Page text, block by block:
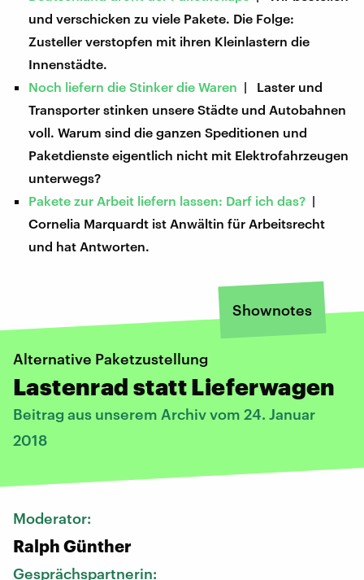
und verschicken zu viele Pakete. Die Folge:
Zusteller verstopfen mit ihren Kleinlastern die
Innenstädte.
Noch liefern die Stinker die Waren | Laster und
Transporter stinken unsere Städte und Autobahnen
voll. Warum sind die ganzen Speditionen und
Paketdienste eigentlich nicht mit Elektrofahrzeugen
unterwegs?
Pakete zur Arbeit liefern lassen: Darf ich das? |
Cornelia Marquardt ist Anwältin für Arbeitsrecht
und hat Antworten.
Shownotes
Alternative Paketzustellung
Lastenrad statt Lieferwagen
Beitrag aus unserem Archiv vom 24. Januar
2018
Moderator:
Ralph Günther
Gesprächspartnerin: